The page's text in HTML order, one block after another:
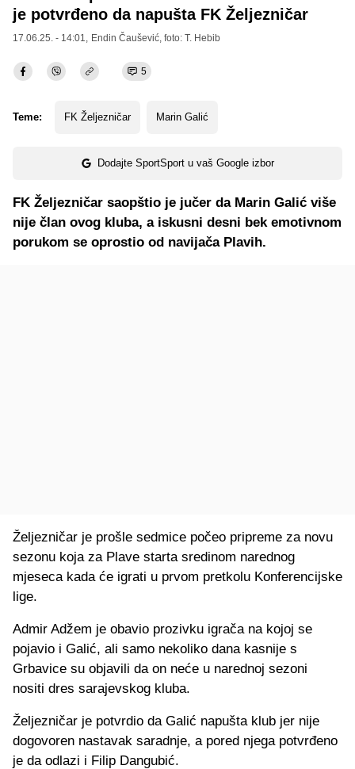
je potvrđeno da napušta FK Željezničar
17.06.25. - 14:01, Endin Čaušević , foto: T. Hebib
5
Teme: FK Željezničar Marin Galić
Dodajte SportSport u vaš Google izbor
FK Željezničar saopštio je jučer da Marin Galić više
nije član ovog kluba, a iskusni desni bek emotivnom
porukom se oprostio od navijača Plavih.
Željezničar je prošle sedmice počeo pripreme za novu
sezonu koja za Plave starta sredinom narednog
mjeseca kada će igrati u prvom pretkolu Konferencijske
lige.
Admir Adžem je obavio prozivku igrača na kojoj se
pojavio i Galić, ali samo nekoliko dana kasnije s
Grbavice su objavili da on neće u narednoj sezoni
nositi dres sarajevskog kluba.
Željezničar je potvrdio da Galić napušta klub jer nije
dogovoren nastavak saradnje, a pored njega potvrđeno
je da odlazi i Filip Dangubić.